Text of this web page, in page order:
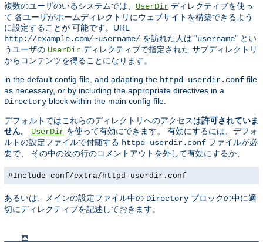
複数のユーザのいるシステムでは、 UserDir ディレクティブを使っ
て 各ユーザがホームディレクトリにウェブサイトを構築できるよう
に設定することが 可能です。URL
http://example.com/~username/ を訪れた人は "username" とい
うユーザの UserDir ディレクティブで指定された サブディレクトリ
からコンテンツを得ることになります。
in the default config file, and adapting the httpd-userdir.conf file
as necessary, or by including the appropriate directives in a
Directory block within the main config file.
デフォルトではこれらのディレクトリへのアクセスは許可されていま
せん。 UserDir を使って有効にできます。 有効にするには、デフォ
ルトの設定ファイルで付随する httpd-userdir.conf ファイルが必
要で、 その中の次の行のコメントアウトを外して有効にするか、
#Include conf/extra/httpd-userdir.conf
あるいは、メインの設定ファイル中の Directory ブロックの中に適
切にディレクティブを記述しておきます。